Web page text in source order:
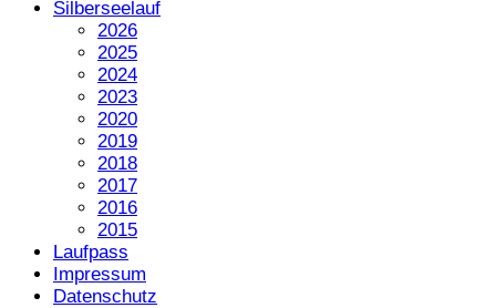
Silberseelauf
2026
2025
2024
2023
2020
2019
2018
2017
2016
2015
Laufpass
Impressum
Datenschutz